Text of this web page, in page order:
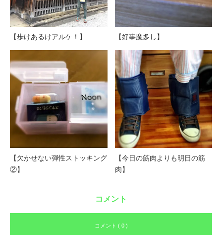
【歩けあるけアルケ！】 【好事魔多し】
【欠かせない弾性ストッキング
②】
【今日の筋肉よりも明日の筋
肉】
コメント
コメント ( 0 )